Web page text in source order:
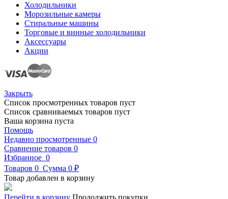
Холодильники
Морозильные камеры
Стиральные машины
Торговые и винные холодильники
Аксессуары
Акции
Закрыть
Список просмотренных товаров пуст
Список сравниваемых товаров пуст
Ваша корзина пуста
Помощь
Недавно просмотренные 0
Сравнение товаров 0
Избранное 0
Товаров 0 Сумма 0 ₽
Товар добавлен в корзину